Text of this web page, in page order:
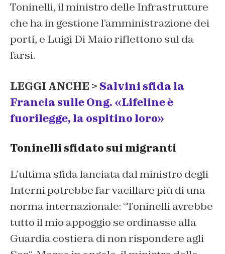
Toninelli, il ministro delle Infrastrutture
che ha in gestione l’amministrazione dei
porti, e Luigi Di Maio riflettono sul da
farsi.
LEGGI ANCHE > Salvini sfida la
Francia sulle Ong. «Lifeline è
fuorilegge, la ospitino loro»
Toninelli sfidato sui migranti
L’ultima sfida lanciata dal ministro degli
Interni potrebbe far vacillare più di una
norma internazionale: “Toninelli avrebbe
tutto il mio appoggio se ordinasse alla
Guardia costiera di non rispondere agli